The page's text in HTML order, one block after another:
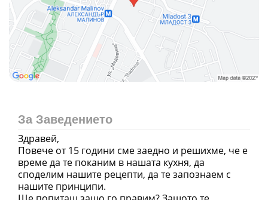
За Заведението
Здравей,
Повече от 15 години сме заедно и решихме, че е
време да те поканим в нашата кухня, да
споделим нашите рецепти, да те запознаем с
нашите принципи.